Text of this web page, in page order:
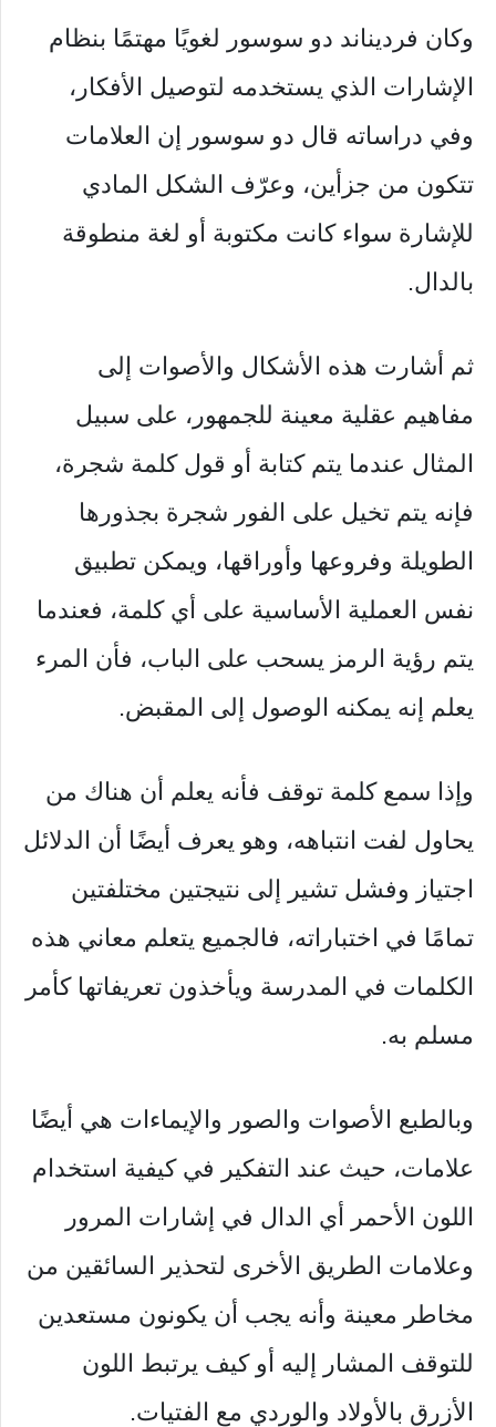
وكان فرديناند دو سوسور لغويًا مهتمًا بنظام
الإشارات الذي يستخدمه لتوصيل الأفكار،
وفي دراساته قال دو سوسور إن العلامات
تتكون من جزأين، وعرّف الشكل المادي
للإشارة سواء كانت مكتوبة أو لغة منطوقة
بالدال.
ثم أشارت هذه الأشكال والأصوات إلى
مفاهيم عقلية معينة للجمهور، على سبيل
المثال عندما يتم كتابة أو قول كلمة شجرة،
فإنه يتم تخيل على الفور شجرة بجذورها
الطويلة وفروعها وأوراقها، ويمكن تطبيق
نفس العملية الأساسية على أي كلمة، فعندما
يتم رؤية الرمز يسحب على الباب، فأن المرء
يعلم إنه يمكنه الوصول إلى المقبض.
وإذا سمع كلمة توقف فأنه يعلم أن هناك من
يحاول لفت انتباهه، وهو يعرف أيضًا أن الدلائل
اجتياز وفشل تشير إلى نتيجتين مختلفتين
تمامًا في اختباراته، فالجميع يتعلم معاني هذه
الكلمات في المدرسة ويأخذون تعريفاتها كأمر
مسلم به.
وبالطبع الأصوات والصور والإيماءات هي أيضًا
علامات، حيث عند التفكير في كيفية استخدام
اللون الأحمر أي الدال في إشارات المرور
وعلامات الطريق الأخرى لتحذير السائقين من
مخاطر معينة وأنه يجب أن يكونون مستعدين
للتوقف المشار إليه أو كيف يرتبط اللون
الأزرق بالأولاد والوردي مع الفتيات.